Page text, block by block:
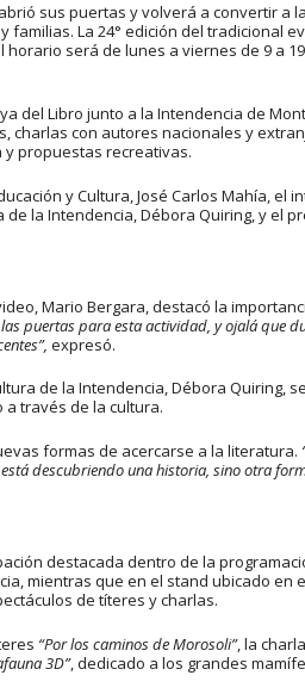
sus puertas y volverá a convertir a
La 24° edición del tradicional
horario será de lunes a viernes de 9 a
del Libro junto a la Intendencia de
charlas con autores nacionales y
propuestas recreativas.
y Cultura, José Carlos Mahía, el
la Intendencia, Débora Quiring, y el
Mario Bergara, destacó la
puertas para esta actividad, y ojalá que
expresó.
de la Intendencia, Débora Quiring,
través de la cultura.
formas de acercarse a la literatura.
descubriendo una historia, sino otra
destacada dentro de la
mientras que en el stand ubicado en
de títeres y charlas.
“Por los caminos de Morosoli”, la charla
3D”, dedicado a los grandes